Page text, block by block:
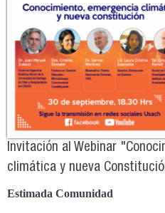
Invitación al Webinar
climática y nueva
Estimada Comunidad